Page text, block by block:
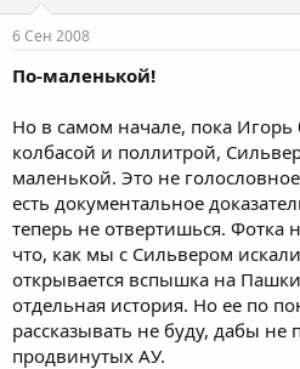
6 Сен 2008
По-маленькой!
Но в самом начале, пока Игорь
колбасой и поллитрой,
маленькой. Это не
есть документальное
теперь не отвертишься. Фотка
что, как мы с Сильвером
открывается вспышка на
отдельная история. Но ее по
рассказывать не буду, дабы
продвинутых АУ.